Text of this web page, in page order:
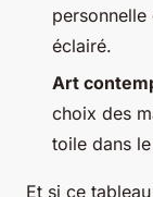
éclairé.
Art
choix des
toile dans
Et si ce